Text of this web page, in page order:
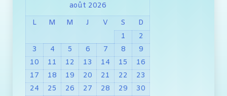
août 2026
L
M M J V S
D
1
2
3
4 5 6 7 8
9
10
11 12 13 14 15
16
17
18 19 20 21 22
23
24
25 26 27 28 29
30